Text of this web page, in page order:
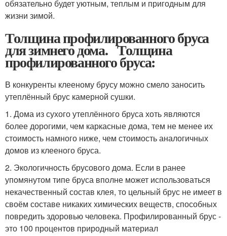
обязательно будет уютным, теплым и пригодным для
жизни зимой.
Толщина профилированного бруса
для зимнего дома. Толщина
профилированного бруса:
В конкуренты клееному брусу можно смело заносить
утеплённый брус камерной сушки.
1. Дома из сухого утеплённого бруса хоть являются
более дорогими, чем каркасные дома, тем не менее их
стоимость намного ниже, чем стоимость аналогичных
домов из клееного бруса.
2. Экологичность брусового дома. Если в ранее
упомянутом типе бруса вполне может использоваться
некачественный состав клея, то цельный брус не имеет в
своём составе никаких химических веществ, способных
повредить здоровью человека. Профилированный брус -
это 100 процентов природный материал